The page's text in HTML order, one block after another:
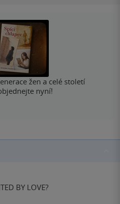
žen a celé století
nyní!
BY LOVE?